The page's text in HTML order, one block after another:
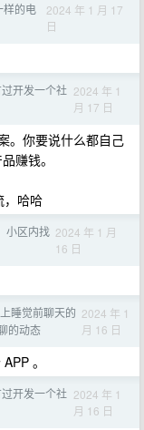
样的电
2024 年 1 月 17
日
开发一个社 2024 年 1
月 17 日
。你要说什么都自己
赚钱。
，哈哈
小区内找 2024 年 1 月
16 日
睡觉前聊天的
的动态
2024 年 1
月 16 日
。
开发一个社 2024 年 1
月 16 日